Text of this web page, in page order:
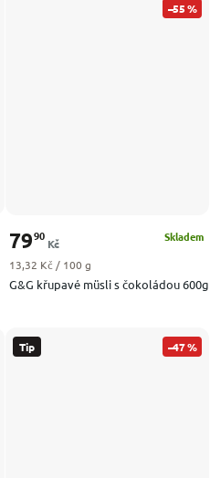
–55 %
G&G křupavé müsli s čokoládou 600g
Skladem
7990
Kč
Měrná cena:
13,32 Kč / 100 g
Tip –47 %